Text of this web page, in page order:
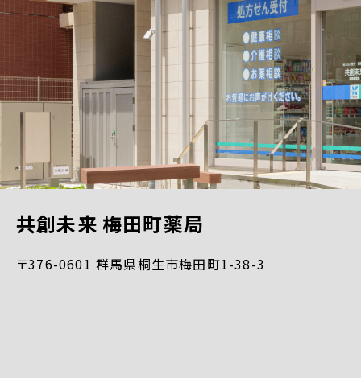
共創未来 梅田町薬局
〒376-0601 群馬県桐生市梅田町1-38-3